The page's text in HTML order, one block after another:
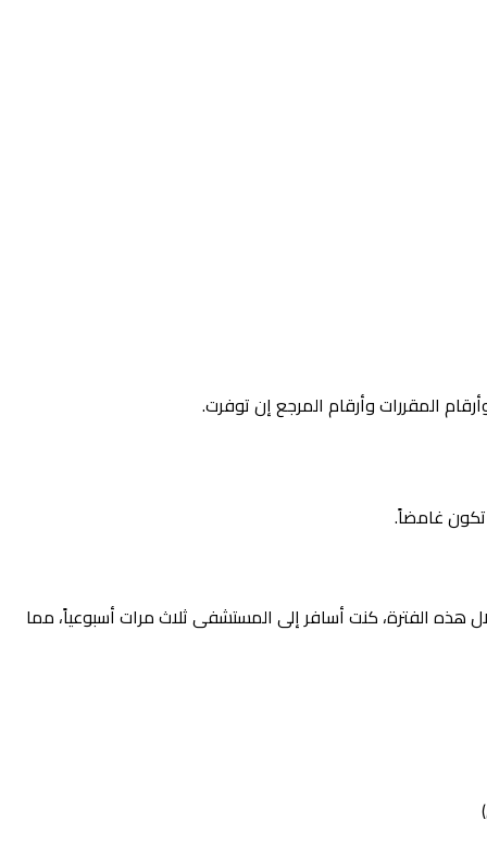
المقررات وأرقام المرجع إن توفرت.
تكون غامضاً.
خلال هذه الفترة، كنت أسافر إلى المستشفى ثلاث مرات أسبوعياً، مما